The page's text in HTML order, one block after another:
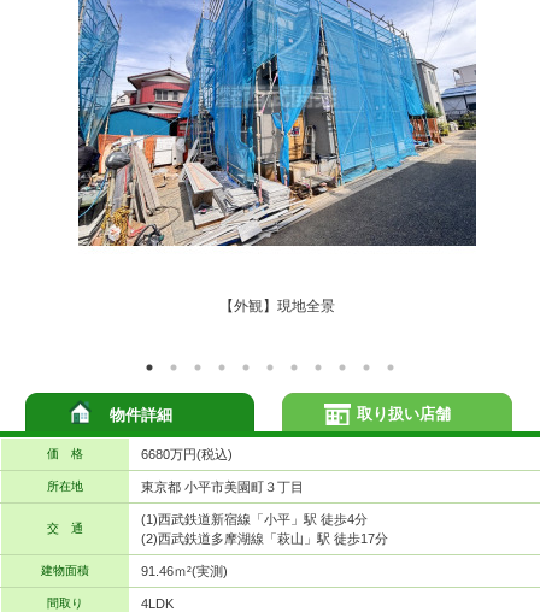
【外観】現地全景
物件詳細
価 格 6680万円(税込)
所在地 東京都 小平市美園町３丁目
交 通
(1)西武鉄道新宿線「小平」駅 徒歩4分
(2)西武鉄道多摩湖線「萩山」駅 徒歩17分
建物面積 91.46ｍ²(実測)
間取り 4LDK
取り扱い店舗